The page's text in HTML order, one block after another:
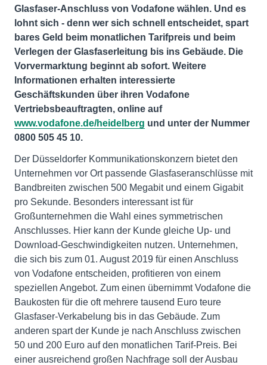
Glasfaser-Anschluss von Vodafone wählen. Und es
lohnt sich - denn wer sich schnell entscheidet, spart
bares Geld beim monatlichen Tarifpreis und beim
Verlegen der Glasfaserleitung bis ins Gebäude. Die
Vorvermarktung beginnt ab sofort. Weitere
Informationen erhalten interessierte
Geschäftskunden über ihren Vodafone
Vertriebsbeauftragten, online auf
www.vodafone.de/heidelberg und unter der Nummer
0800 505 45 10.
Der Düsseldorfer Kommunikationskonzern bietet den
Unternehmen vor Ort passende Glasfaseranschlüsse mit
Bandbreiten zwischen 500 Megabit und einem Gigabit
pro Sekunde. Besonders interessant ist für
Großunternehmen die Wahl eines symmetrischen
Anschlusses. Hier kann der Kunde gleiche Up- und
Download-Geschwindigkeiten nutzen. Unternehmen,
die sich bis zum 01. August 2019 für einen Anschluss
von Vodafone entscheiden, profitieren von einem
speziellen Angebot. Zum einen übernimmt Vodafone die
Baukosten für die oft mehrere tausend Euro teure
Glasfaser-Verkabelung bis in das Gebäude. Zum
anderen spart der Kunde je nach Anschluss zwischen
50 und 200 Euro auf den monatlichen Tarif-Preis. Bei
einer ausreichend großen Nachfrage soll der Ausbau